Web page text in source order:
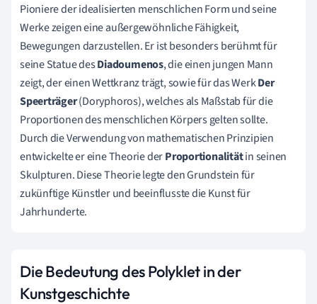
Pioniere der idealisierten menschlichen Form und seine
Werke zeigen eine außergewöhnliche Fähigkeit,
Bewegungen darzustellen. Er ist besonders berühmt für
seine Statue desDiadoumenos, die einen jungen Mann
zeigt, der einen Wettkranz trägt, sowie für das WerkDer
Speerträger(Doryphoros), welches als Maßstab für die
Proportionen des menschlichen Körpers gelten sollte.
Durch die Verwendung von mathematischen Prinzipien
entwickelte er eine Theorie derProportionalitätin seinen
Skulpturen. Diese Theorie legte den Grundstein für
zukünftige Künstler und beeinflusste die Kunst für
Jahrhunderte.
Die Bedeutung des Polyklet in der
Kunstgeschichte